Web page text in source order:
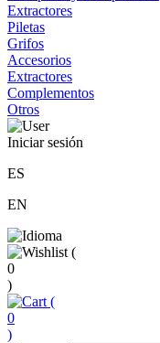
Extractores
Piletas
Grifos
Accesorios
Extractores
Complementos
Otros
Iniciar sesión
ES
EN
(
0
)
(
0
)